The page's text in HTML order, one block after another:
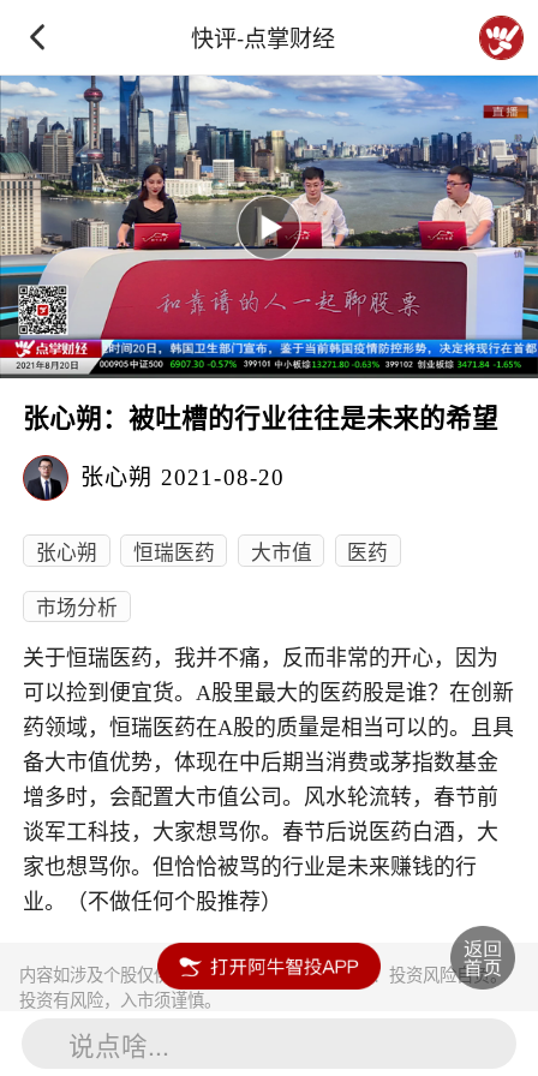
快评-点掌财经
张心朔：被吐槽的行业往往是未来的希望
张心朔 2021-08-20
张心朔 恒瑞医药 大市值
医药
市场分析
关于恒瑞医药，我并不痛，反而非常的开心，因为
可以捡到便宜货。A股里最大的医药股是谁？在创新
药领域，恒瑞医药在A股的质量是相当可以的。且具
备大市值优势，体现在中后期当消费或茅指数基金
增多时，会配置大市值公司。风水轮流转，春节前
谈军工科技，大家想骂你。春节后说医药白酒，大
家也想骂你。但恰恰被骂的行业是未来赚钱的行
业。（不做任何个股推荐）
内容如涉及个股仅供参考，不构成任何投资建议！投资风险自负。
投资有风险，入市须谨慎。
说点啥...